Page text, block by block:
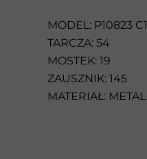
MODEL: P10823 C1
TARCZA: 54
MOSTEK: 19
ZAUSZNIK: 145
MATERIAŁ: METAL